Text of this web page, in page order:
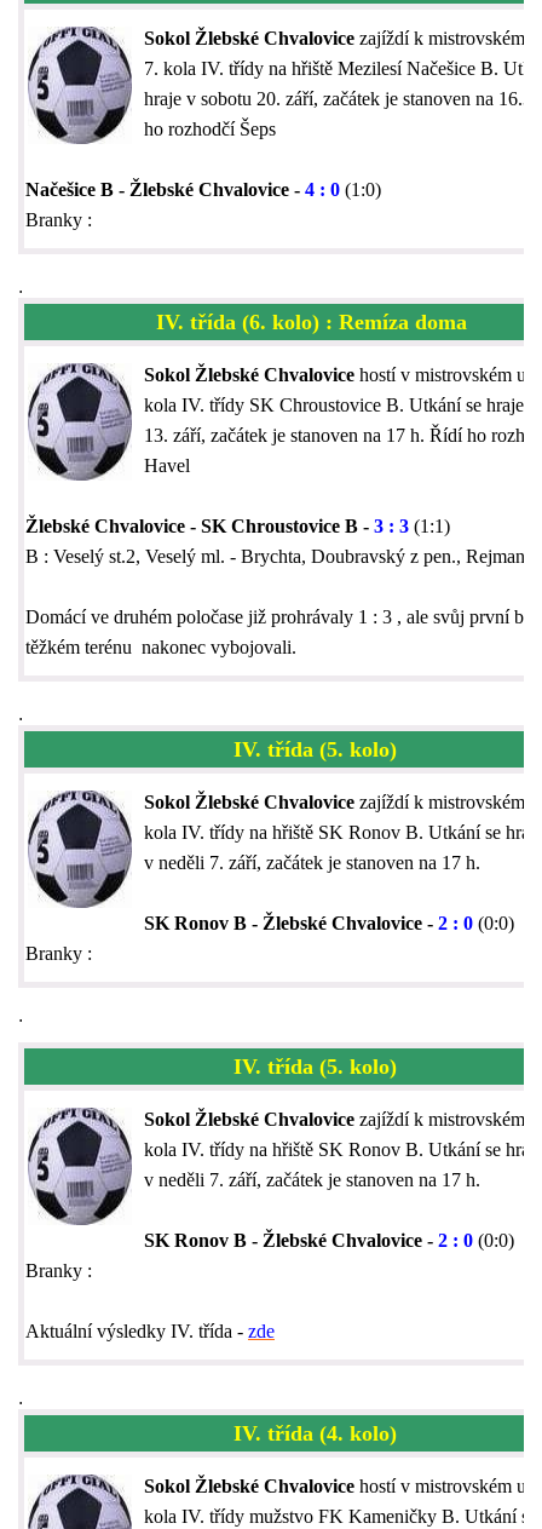
Sokol Žlebské Chvalovice zajíždí k mistrovskému
7. kola IV. třídy na hřiště Mezilesí Načešice B.
hraje v sobotu 20. září, začátek je stanoven na
ho rozhodčí Šeps
Načešice B - Žlebské Chvalovice - 4 : 0 (1:0)
Branky :
.
IV. třída (6. kolo) : Remíza doma
Sokol Žlebské Chvalovice hostí v mistrovském
kola IV. třídy SK Chroustovice B. Utkání se hraje v
13. září, začátek je stanoven na 17 h. Řídí ho
Havel
Žlebské Chvalovice - SK Chroustovice B - 3 : 3 (1:1)
B : Veselý st.2, Veselý ml. - Brychta, Doubravský z pen., Rejman.
Domácí ve druhém poločase již prohrávaly 1 : 3 , ale svůj první
těžkém terénu nakonec vybojovali.
.
IV. třída (5. kolo)
Sokol Žlebské Chvalovice zajíždí k mistrovském
kola IV. třídy na hřiště SK Ronov B. Utkání se hraje
v neděli 7. září, začátek je stanoven na 17 h.
SK Ronov B - Žlebské Chvalovice - 2 : 0 (0:0)
Branky :
.
IV. třída (5. kolo)
Sokol Žlebské Chvalovice zajíždí k mistrovském
kola IV. třídy na hřiště SK Ronov B. Utkání se hraje
v neděli 7. září, začátek je stanoven na 17 h.
SK Ronov B - Žlebské Chvalovice - 2 : 0 (0:0)
Branky :
Aktuální výsledky IV. třída - zde
.
IV. třída (4. kolo)
Sokol Žlebské Chvalovice hostí v mistrovském
kola IV. třídy mužstvo FK Kameničky B. Utkání se